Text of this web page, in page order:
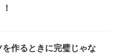
を作るときに完璧じゃな